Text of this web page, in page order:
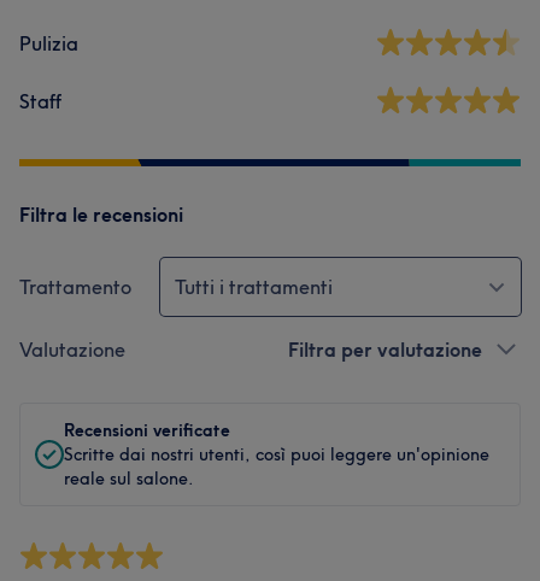
Pulizia
Staff
Filtra le recensioni
Trattamento Tutti i trattamenti
Valutazione Filtra per valutazione
Recensioni verificate
Scritte dai nostri utenti, così puoi leggere un'opinione
reale sul salone.